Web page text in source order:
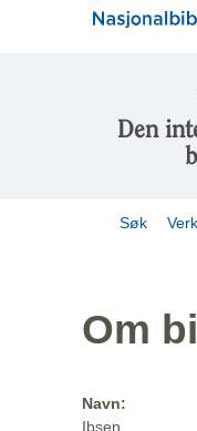
Den
Søk
Om
Navn:
Ibsen